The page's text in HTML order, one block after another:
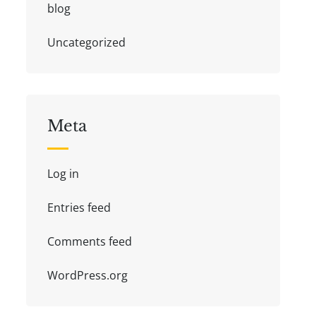
blog
Uncategorized
Meta
Log in
Entries feed
Comments feed
WordPress.org